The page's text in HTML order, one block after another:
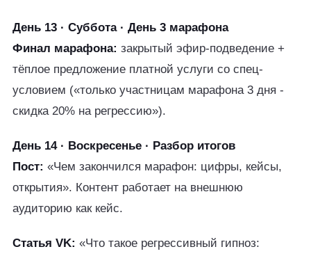
День 13 · Суббота · День 3 марафона
Финал марафона: закрытый эфир-подведение +
тёплое предложение платной услуги со спец-
условием («только участницам марафона 3 дня -
скидка 20% на регрессию»).
День 14 · Воскресенье · Разбор итогов
Пост: «Чем закончился марафон: цифры, кейсы,
открытия». Контент работает на внешнюю
аудиторию как кейс.
Статья VK: «Что такое регрессивный гипноз: